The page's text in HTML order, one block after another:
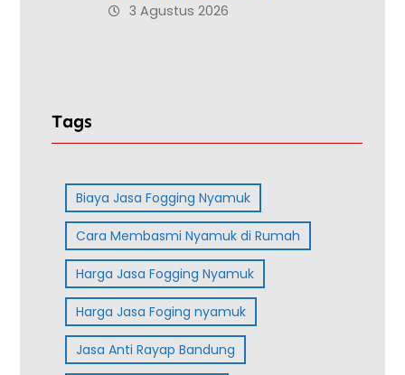
3 Agustus 2026
Tags
Biaya Jasa Fogging Nyamuk
Cara Membasmi Nyamuk di Rumah
Harga Jasa Fogging Nyamuk
Harga Jasa Foging nyamuk
Jasa Anti Rayap Bandung